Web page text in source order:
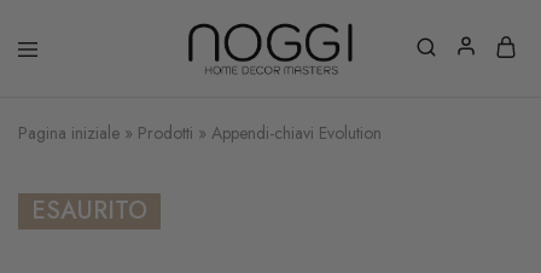
Pagina iniziale » Prodotti » Appendi-chiavi Evolution
ESAURITO